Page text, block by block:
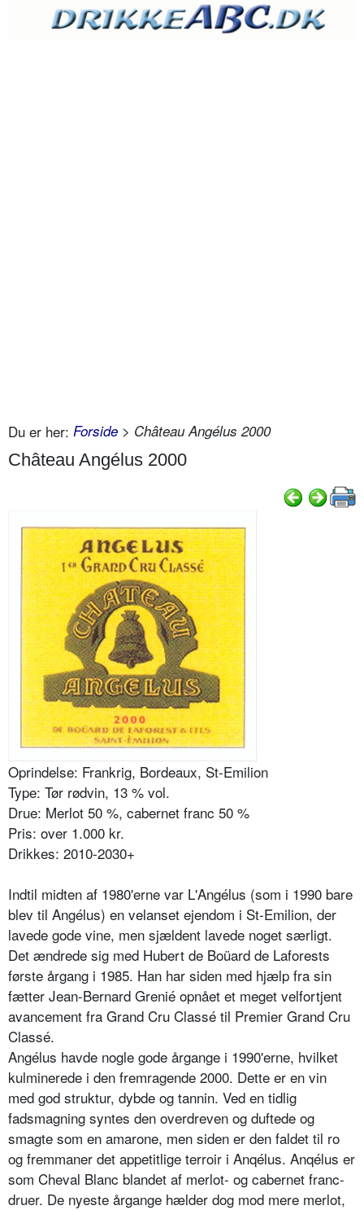
Du er her: Forside > Château Angélus 2000
Château Angélus 2000
Oprindelse: Frankrig, Bordeaux, St-Emilion
Type: Tør rødvin, 13 % vol.
Drue: Merlot 50 %, cabernet franc 50 %
Pris: over 1.000 kr.
Drikkes: 2010-2030+
Indtil midten af 1980'erne var L'Angélus (som i 1990 bare
blev til Angélus) en velanset ejendom i St-Emilion, der
lavede gode vine, men sjældent lavede noget særligt.
Det ændrede sig med Hubert de Boüard de Laforests
første årgang i 1985. Han har siden med hjælp fra sin
fætter Jean-Bernard Grenié opnået et meget velfortjent
avancement fra Grand Cru Classé til Premier Grand Cru
Classé.
Angélus havde nogle gode årgange i 1990'erne, hvilket
kulminerede i den fremragende 2000. Dette er en vin
med god struktur, dybde og tannin. Ved en tidlig
fadsmagning syntes den overdreven og duftede og
smagte som en amarone, men siden er den faldet til ro
og fremmaner det appetitlige terroir i Anqélus. Anqélus er
som Cheval Blanc blandet af merlot- og cabernet franc-
druer. De nyeste årgange hælder dog mod mere merlot,